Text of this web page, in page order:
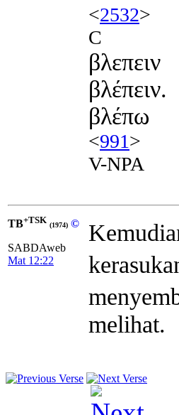
<2532>
C
βλεπειν
βλέπειν.
βλέπω
<991>
V-NPA
TB+TSK (1974) ©
SABDAweb
Mat 12:22
melihat.